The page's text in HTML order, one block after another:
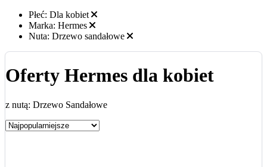
Płeć: Dla kobiet
Marka: Hermes
Nuta: Drzewo sandałowe
Oferty Hermes dla kobiet
z nutą: Drzewo Sandałowe